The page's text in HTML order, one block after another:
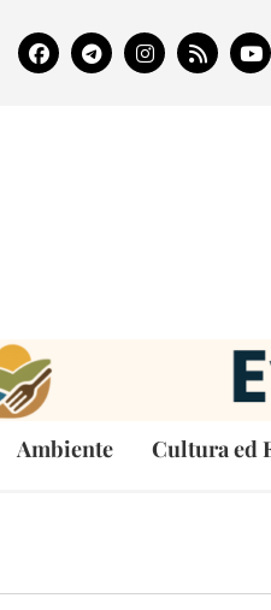
Ambiente Cultura ed